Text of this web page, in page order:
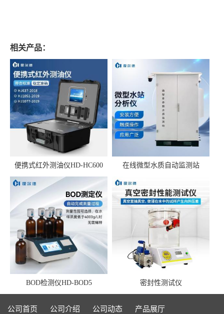
相关产品：
便携式红外测油仪HD-HC600 在线微型水质自动监测站
BOD检测仪HD-BOD5 密封性测试仪
公司首页 公司介绍 公司动态 产品展厅